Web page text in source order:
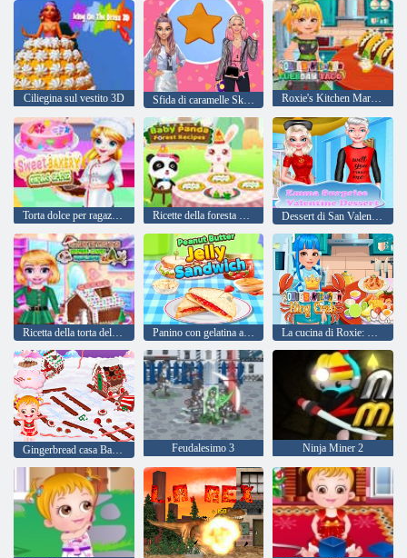
Ciliegina sul vestito 3D Sfida di caramelle Skibidi Roxie's Kitchen Martedì Taco
Torta dolce per ragazze da forno Ricette della foresta del baby panda Dessert di San Valentino a sorpresa Emma
Ricetta della torta della casa di Natale Panino con gelatina al burro di arachidi La cucina di Roxie: Granchio Reale
Feudalesimo 3 Ninja Miner 2